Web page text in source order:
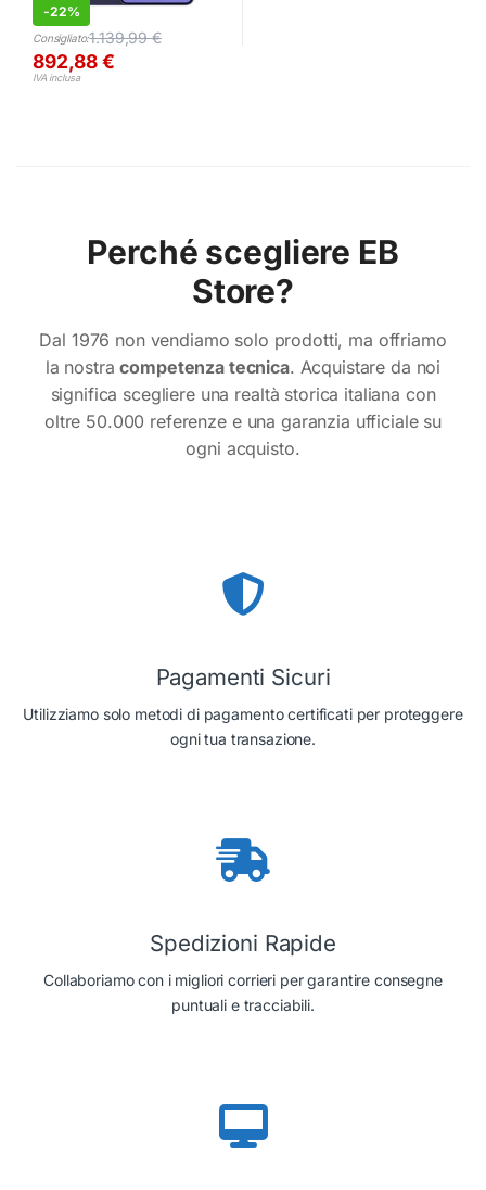
-22%
Consigliato:1.139,99€
892,88€
IVA inclusa
Perché scegliere EB
Store?
Dal 1976 non vendiamo solo prodotti, ma offriamo
la nostracompetenza tecnica. Acquistare da noi
significa scegliere una realtà storica italiana con
oltre 50.000 referenze e una garanzia ufficiale su
ogni acquisto.
Pagamenti Sicuri
Utilizziamo solo metodi di pagamento certificati per proteggere
ogni tua transazione.
Spedizioni Rapide
Collaboriamo con i migliori corrieri per garantire consegne
puntuali e tracciabili.